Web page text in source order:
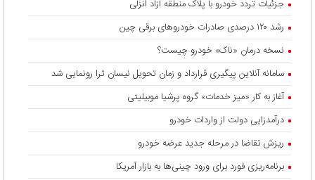
جزئیات تردد خودرو با پلاک منطقه آزاد انزلی
رشد ۱۲۰ درصدی صادرات خودروهای برقی چین
نسخه درمان «ناک» خودرو چیست؟
سامانه آنلاین پیگیری قرارداد‌ و زمان تحویل نیسان ترا رونمایی شد
آغاز به کار «میز خدمات» گروه پرشیا موبیلیتی
درآمدزایی دولت از واردات خودرو
ریزش تقاضا در مرحله جدید عرضه خودرو
برنامه‌ریزی فورد برای ورود چینی‌ها به بازار آمریکا